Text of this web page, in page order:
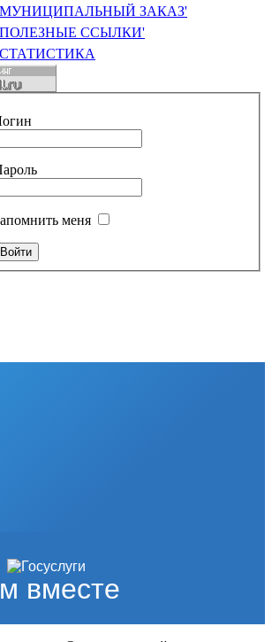
МУНИЦИПАЛЬНЫЙ ЗАКАЗ'
ПОЛЕЗНЫЕ ССЫЛКИ'
СТАТИСТИКА
меня
вместе